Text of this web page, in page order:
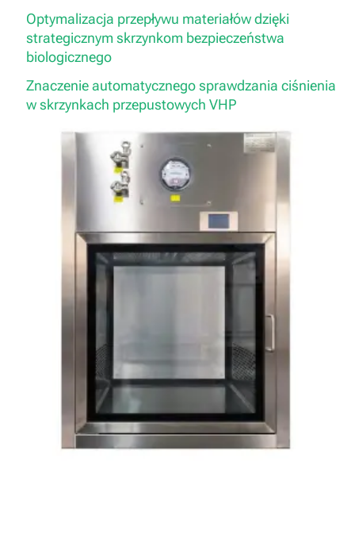
Optymalizacja przepływu materiałów dzięki
strategicznym skrzynkom bezpieczeństwa
biologicznego
Znaczenie automatycznego sprawdzania ciśnienia
w skrzynkach przepustowych VHP